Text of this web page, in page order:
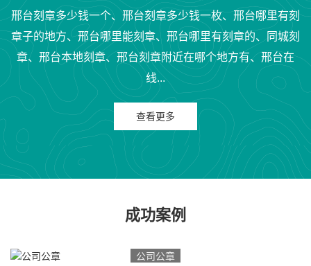
邢台刻章多少钱一个、邢台刻章多少钱一枚、邢台哪里有刻
章子的地方、邢台哪里能刻章、邢台哪里有刻章的、同城刻
章、邢台本地刻章、邢台刻章附近在哪个地方有、邢台在
线...
查看更多
成功案例
公司公章